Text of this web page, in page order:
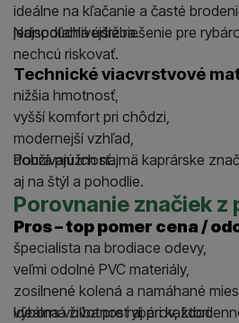
ideálne na kľačanie a časté
jednoduchá údržba.
Najspoľahlivejšie riešenie pre
nechcú riskovať.
Technické viacvrstvové
nižšia hmotnosť,
vyšší komfort pri chôdzi,
modernejší vzhľad,
dobrá pružnosť.
Používajú ich najmä kaprárske
aj na štýl a pohodlie.
Porovnanie značiek z
Pros – top pomer cena /
špecialista na brodiace odevy,
veľmi odolné PVC materiály,
zosilnené kolená a namáhané
výborná životnosť aj pri
Ideálna voľba pre rybárov, ktorí: